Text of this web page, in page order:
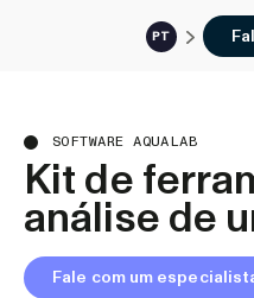
PT
SOFTWARE AQUALAB
Kit de
análise de
Fale com um